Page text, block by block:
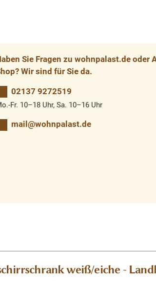
Sie Fragen zu wohnpalast.de oder
Wir sind für Sie da.
02137 9272519
Fr. 10–18 Uhr, Sa. 10–16 Uhr
mail@wohnpalast.de
weiß/eiche -